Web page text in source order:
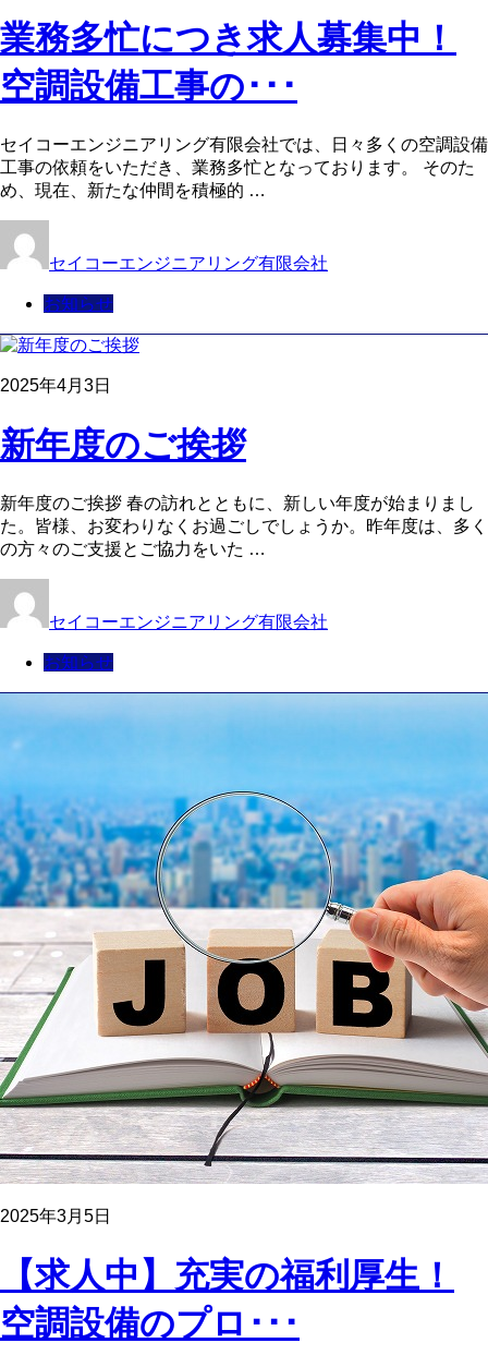
業務多忙につき求人募集中！
空調設備工事の･･･
セイコーエンジニアリング有限会社では、日々多くの空調設備
工事の依頼をいただき、業務多忙となっております。 そのた
め、現在、新たな仲間を積極的 …
セイコーエンジニアリング有限会社
お知らせ
2025年4月3日
新年度のご挨拶
新年度のご挨拶 春の訪れとともに、新しい年度が始まりまし
た。皆様、お変わりなくお過ごしでしょうか。昨年度は、多く
の方々のご支援とご協力をいた …
セイコーエンジニアリング有限会社
お知らせ
2025年3月5日
【求人中】充実の福利厚生！
空調設備のプロ･･･